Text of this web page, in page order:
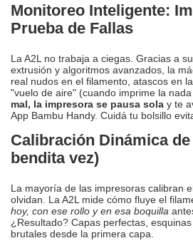
Monitoreo Inteligente:
Prueba de Fallas
La A2L no trabaja a ciegas. Gracias a
extrusión y algoritmos avanzados, la
real nudos en el filamento, atascos en
"vuelo de aire" (cuando imprime la nada
mal, la impresora se pausa sola y te
App Bambu Handy. Cuidá tu bolsillo
Calibración Dinámica
bendita vez)
La mayoría de las impresoras calibran
olvidan. La A2L mide cómo fluye el
hoy, con ese rollo y en esa boquilla
¿Resultado? Capas perfectas,
brutales desde la primera capa.